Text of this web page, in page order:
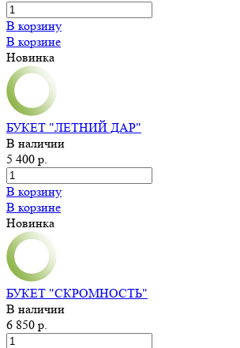
В корзину
В корзине
Новинка
БУКЕТ "ЛЕТНИЙ ДАР"
В наличии
5 400 р.
В корзину
В корзине
Новинка
БУКЕТ "СКРОМНОСТЬ"
В наличии
6 850 р.